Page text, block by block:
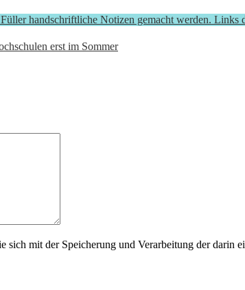
erst im Sommer
sich mit der Speicherung und Verarbeitung der darin